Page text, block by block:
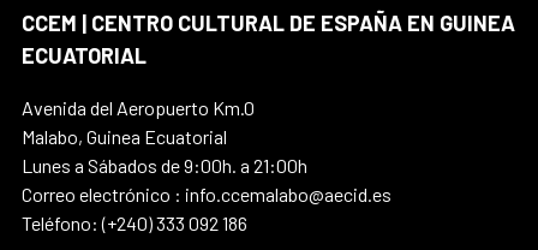
CCEM | CENTRO CULTURAL DE ESPAÑA EN GUINEA
ECUATORIAL
Avenida del Aeropuerto Km.0
Malabo, Guinea Ecuatorial
Lunes a Sábados de 9:00h. a 21:00h
Correo electrónico : info.ccemalabo@aecid.es
Teléfono: (+240) 333 092 186